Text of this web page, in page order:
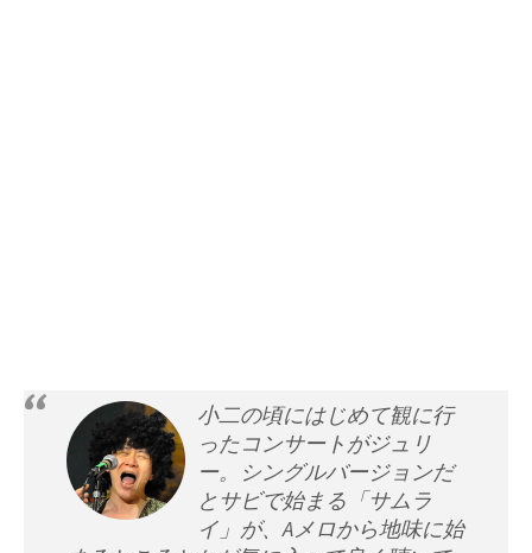
小二の頃にはじめて観に行
ったコンサートがジュリ
ー。シングルバージョンだ
とサビで始まる「サムラ
イ」が、Aメロから地味に始